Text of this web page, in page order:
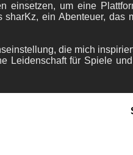
einsetzen, um eine
ein Abenteuer,
die mich
Leidenschaft für Spiele